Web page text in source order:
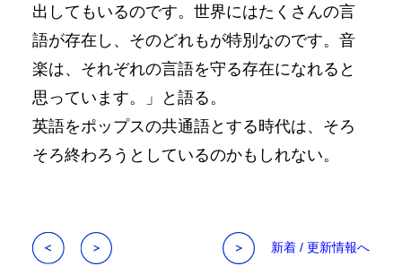
出してもいるのです。世界にはたくさんの言
語が存在し、そのどれもが特別なのです。音
楽は、それぞれの言語を守る存在になれると
思っています。」と語る。
英語をポップスの共通語とする時代は、そろ
そろ終わろうとしているのかもしれない。
新着 / 更新情報へ